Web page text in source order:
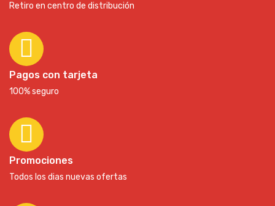
Retiro en centro de distribución
Pagos con tarjeta
100% seguro
Promociones
Todos los dias nuevas ofertas